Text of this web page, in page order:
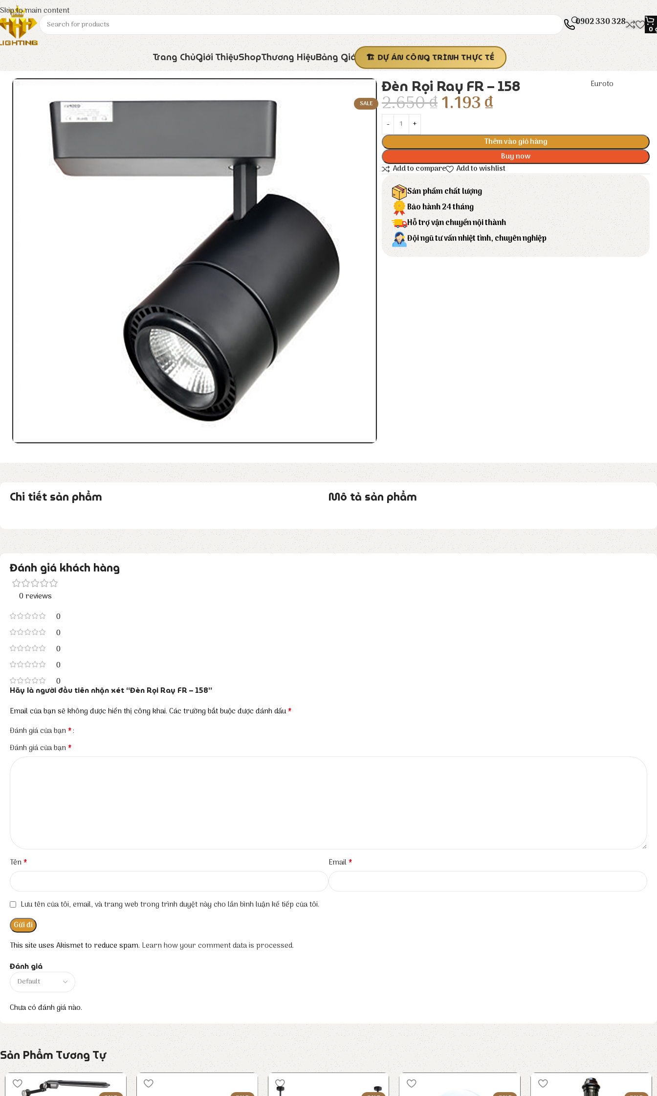
Skip to main content
0902 330 328
0
Trang ChủGiới ThiệuShopThương HiệuBảng Giá DỰ ÁN CÔNG TRÌNH THỰC TẾ
Trang chủ Euroto Đèn LED Đèn Rọi Ray FR – 158
SALE
Đèn Rọi Ray FR – 158 Euroto
2.650₫1.193₫
Thêm vào giỏ hàng
Buy now
Add to compare
Add to wishlist
Sản phẩm chất lượng
Bảo hành 24 tháng
Hỗ trợ vận chuyển nội thành
Đội ngũ tư vấn nhiệt tình, chuyên nghiệp
Chi tiết sản phẩm Mô tả sản phẩm
Đánh giá khách hàng
0 reviews
0
0
0
0
0
Đánh giá
Chưa có đánh giá nào.
Hãy là người đầu tiên nhận xét “Đèn Rọi Ray FR – 158”
Email của bạn sẽ không được hiển thị công khai. Các trường bắt buộc được đánh dấu*
Đánh giá của bạn*
Đánh giá của bạn*
Tên* Email*
Lưu tên của tôi, email, và trang web trong trình duyệt này cho lần bình luận kế tiếp của tôi.
This site uses Akismet to reduce spam. Learn how your comment data is processed.
Sản Phẩm Tương Tự